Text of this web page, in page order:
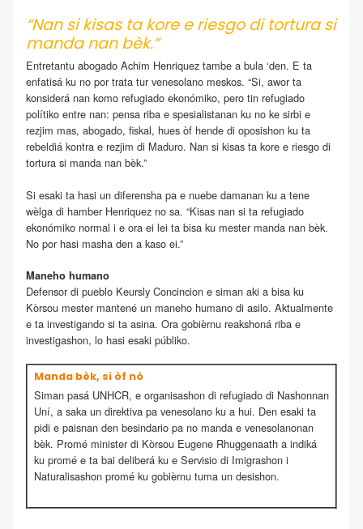
“Nan si kisas ta kore e riesgo di tortura si
manda nan bèk.”
Entretantu abogado Achim Henriquez tambe a bula ‘den. E ta
enfatisá ku no por trata tur venesolano meskos. “Si, awor ta
konsiderá nan komo refugiado ekonómiko, pero tin refugiado
polítiko entre nan: pensa riba e spesialistanan ku no ke sirbi e
rezjim mas, abogado, fiskal, hues òf hende di oposishon ku ta
rebeldiá kontra e rezjim di Maduro. Nan si kisas ta kore e riesgo di
tortura si manda nan bèk.”
Si esaki ta hasi un diferensha pa e nuebe damanan ku a tene
wèlga di hamber Henriquez no sa. “Kisas nan si ta refugiado
ekonómiko normal i e ora ei lei ta bisa ku mester manda nan bèk.
No por hasi masha den a kaso ei.”
Maneho humano
Defensor di pueblo Keursly Concincion e siman aki a bisa ku
Kòrsou mester mantené un maneho humano di asilo. Aktualmente
e ta investigando si ta asina. Ora gobièrnu reakshoná riba e
investigashon, lo hasi esaki públiko.
Manda bèk, si òf nò
Siman pasá UNHCR, e organisashon di refugiado di Nashonnan
Uní, a saka un direktiva pa venesolano ku a hui. Den esaki ta
pidi e paisnan den besindario pa no manda e venesolanonan
bèk. Promé minister di Kòrsou Eugene Rhuggenaath a indiká
ku promé e ta bai deliberá ku e Servisio di Imigrashon i
Naturalisashon promé ku gobièrnu tuma un desishon.